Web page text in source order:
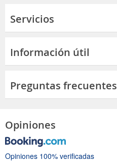
Servicios
Información útil
Preguntas frecuentes
Opiniones
Opiniones 100% verificadas